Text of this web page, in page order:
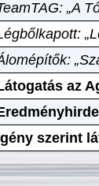
„A
az
szerint